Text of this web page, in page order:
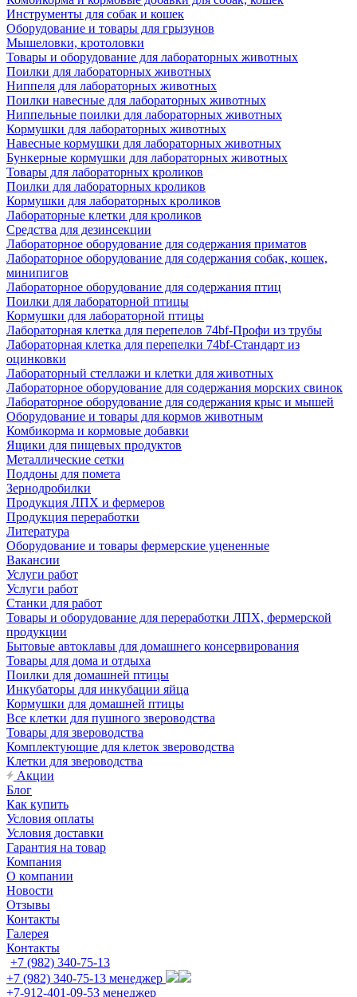
Инструменты для собак и кошек
Оборудование и товары для грызунов
Мышеловки, кротоловки
Товары и оборудование для лабораторных животных
Поилки для лабораторных животных
Ниппеля для лабораторных животных
Поилки навесные для лабораторных животных
Ниппельные поилки для лабораторных животных
Кормушки для лабораторных животных
Навесные кормушки для лабораторных животных
Бункерные кормушки для лабораторных животных
Товары для лабораторных кроликов
Поилки для лабораторных кроликов
Кормушки для лабораторных кроликов
Лабораторные клетки для кроликов
Средства для дезинсекции
Лабораторное оборудование для содержания приматов
Лабораторное оборудование для содержания собак, кошек,
минипигов
Лабораторное оборудование для содержания птиц
Поилки для лабораторной птицы
Кормушки для лабораторной птицы
Лабораторная клетка для перепелов 74bf-Профи из трубы
Лабораторная клетка для перепелки 74bf-Стандарт из
оцинковки
Лабораторный стеллажи и клетки для животных
Лабораторное оборудование для содержания морских свинок
Лабораторное оборудование для содержания крыс и мышей
Оборудование и товары для кормов животным
Комбикорма и кормовые добавки
Ящики для пищевых продуктов
Металлические сетки
Поддоны для помета
Зернодробилки
Продукция ЛПХ и фермеров
Продукция переработки
Литература
Оборудование и товары фермерские уцененные
Вакансии
Услуги работ
Услуги работ
Станки для работ
Товары и оборудование для переработки ЛПХ, фермерской
продукции
Бытовые автоклавы для домашнего консервирования
Товары для дома и отдыха
Поилки для домашней птицы
Инкубаторы для инкубации яйца
Кормушки для домашней птицы
Все клетки для пушного звероводства
Товары для звероводства
Комплектующие для клеток звероводства
Клетки для звероводства
Акции
Блог
Как купить
Условия оплаты
Условия доставки
Гарантия на товар
Компания
О компании
Новости
Отзывы
Контакты
Галерея
Контакты
+7 (982) 340-75-13
+7 (982) 340-75-13 менеджер
+7-912-401-09-53 менеджер